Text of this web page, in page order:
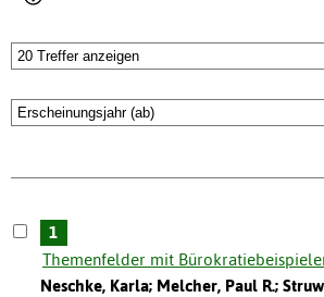
1
Themenfelder mit
Neschke, Karla; Melcher, Paul R.;